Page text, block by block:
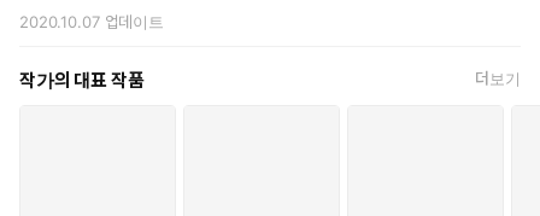
2020.10.07업데이트
작가의 대표 작품 더보기